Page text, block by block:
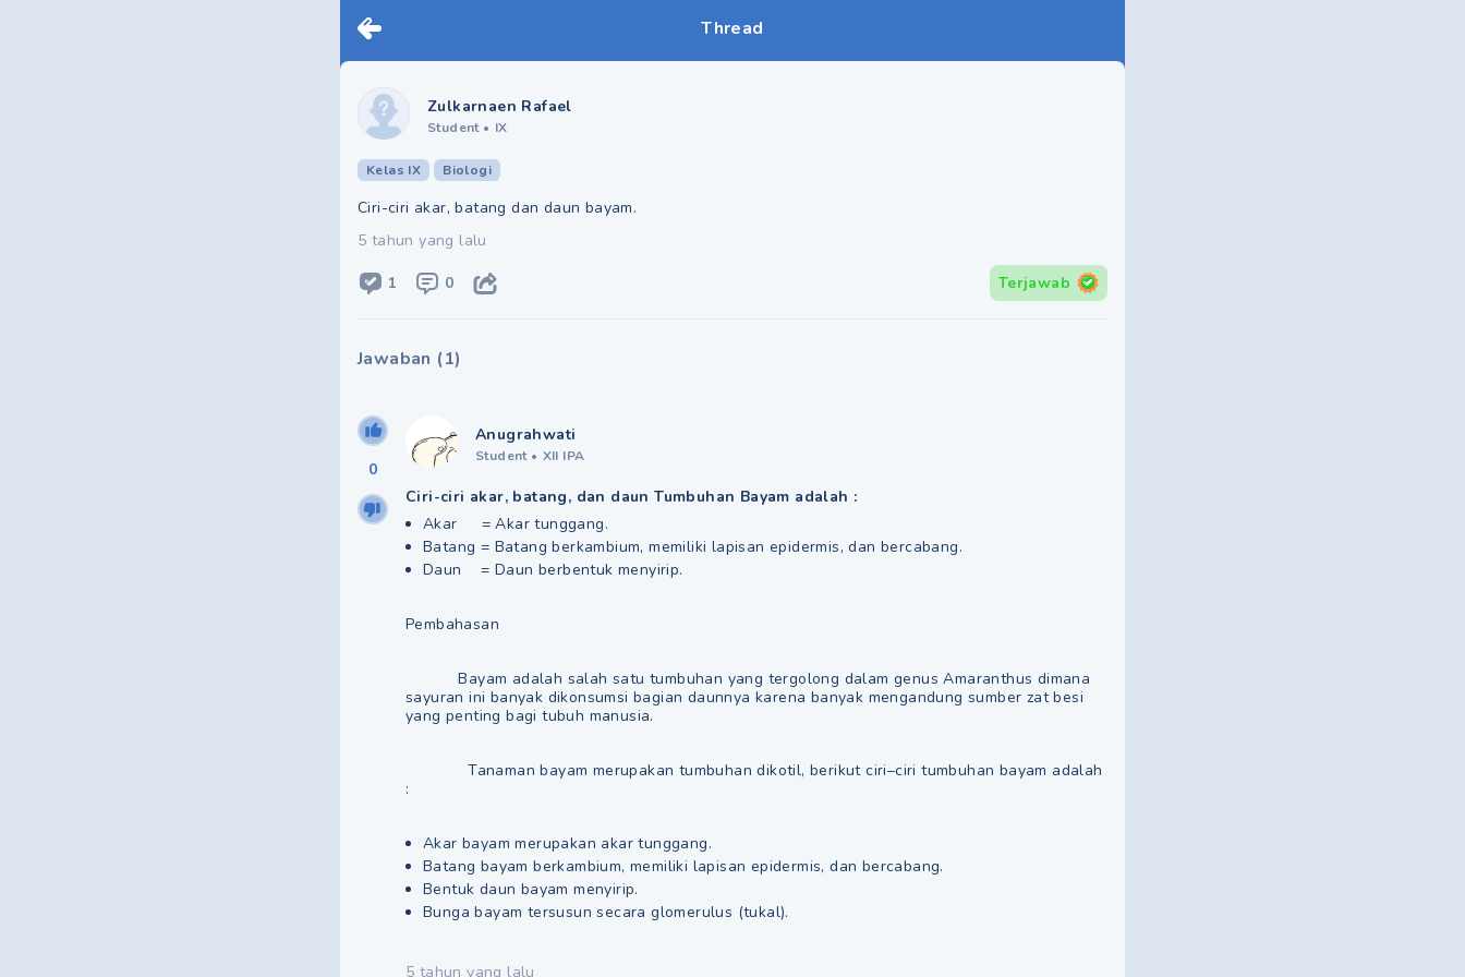
Thread
Zulkarnaen Rafael
Student • IX
Kelas IX Biologi
Ciri-ciri akar, batang dan daun bayam.
5 tahun yang lalu
1 0 Terjawab
Jawaban (1)
0
Anugrahwati
Student • XII IPA
Ciri-ciri akar, batang, dan daun Tumbuhan Bayam adalah :
Akar = Akar tunggang.
Batang = Batang berkambium, memiliki lapisan epidermis, dan bercabang.
Daun = Daun berbentuk menyirip.
Pembahasan
Bayam adalah salah satu tumbuhan yang tergolong dalam genus Amaranthus dimana
sayuran ini banyak dikonsumsi bagian daunnya karena banyak mengandung sumber zat besi
yang penting bagi tubuh manusia.
Tanaman bayam merupakan tumbuhan dikotil, berikut ciri–ciri tumbuhan bayam adalah
:
Akar bayam merupakan akar tunggang.
Batang bayam berkambium, memiliki lapisan epidermis, dan bercabang.
Bentuk daun bayam menyirip.
Bunga bayam tersusun secara glomerulus (tukal).
5 tahun yang lalu